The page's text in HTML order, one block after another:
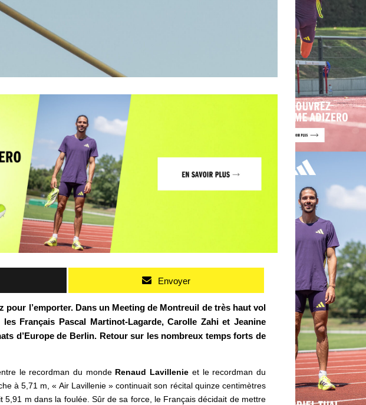
Envoyer
l’emporter. Dans un Meeting de Montreuil de très haut vol
Français Pascal Martinot-Lagarde, Carolle Zahi et Jeanine
d’Europe de Berlin. Retour sur les nombreux temps forts de
le recordman du monde Renaud Lavillenie et le recordman du
à 5,71 m, « Air Lavillenie » continuait son récital quinze centimètres
5,91 m dans la foulée. Sûr de sa force, le Français décidait de mettre